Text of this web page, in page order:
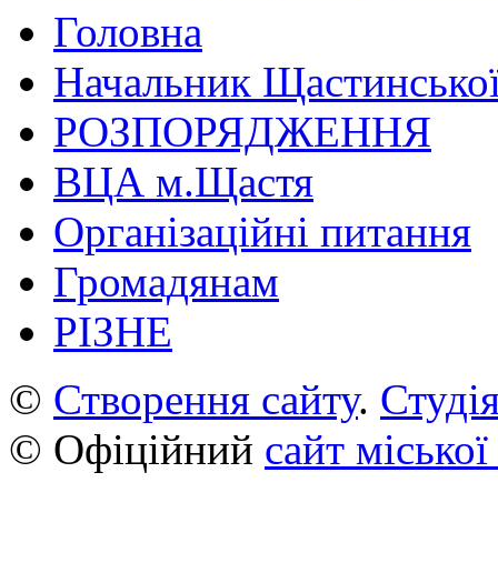
Головна
Начальник
РОЗПОРЯДЖЕННЯ
ВЦА м.Щастя
Організаційні питання
Громадянам
РІЗНЕ
© Створення сайту.
© Офіційний сайт